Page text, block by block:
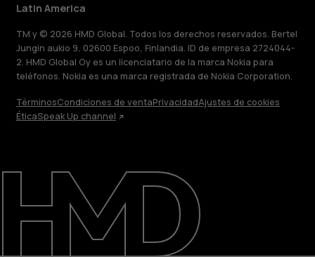
Reparar, reutilizar, reciclar
Sostenibilidad
Soporte
Latin America
Latin America
TM y © 2026 HMD Global. Todos los derechos reservados. Bertel
Jungin aukio 9, 02600 Espoo, Finlandia. ID de empresa 2724044-
2. HMD Global Oy es un licenciatario de la marca Nokia para
teléfonos. Nokia es una marca registrada de Nokia Corporation.
TérminosCondiciones de ventaPrivacidadAjustes de cookies
ÉticaSpeak Up channel